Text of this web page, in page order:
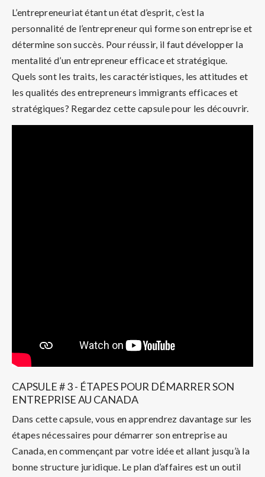
L’entrepreneuriat étant un état d’esprit, c’est la
personnalité de l’entrepreneur qui forme son entreprise et
détermine son succès. Pour réussir, il faut développer la
mentalité d’un entrepreneur efficace et stratégique.
Quels sont les traits, les caractéristiques, les attitudes et
les qualités des entrepreneurs immigrants efficaces et
stratégiques? Regardez cette capsule pour les découvrir.
CAPSULE # 3 - ÉTAPES POUR DÉMARRER SON
ENTREPRISE AU CANADA
Dans cette capsule, vous en apprendrez davantage sur les
étapes nécessaires pour démarrer son entreprise au
Canada, en commençant par votre idée et allant jusqu’à la
bonne structure juridique. Le plan d’affaires est un outil